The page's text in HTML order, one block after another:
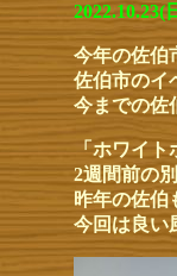
2022.10.23(
今年の佐伯
佐伯市のイ
今までの佐
「ホワイ
2週間前の
昨年の佐伯
今回は良い